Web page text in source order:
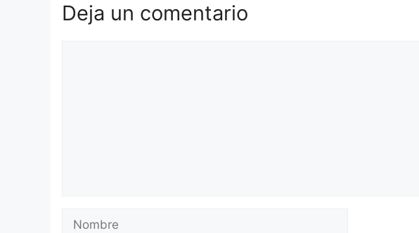
Deja un comentario
Nombre